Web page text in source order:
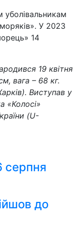
У 2023
14
19 квітня
вага – 68 кг.
Виступав у
«Колосі»
(U-
серпня
до